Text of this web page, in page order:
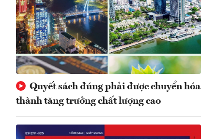
Quyết sách đúng phải được chuyển hóa
thành tăng trưởng chất lượng cao